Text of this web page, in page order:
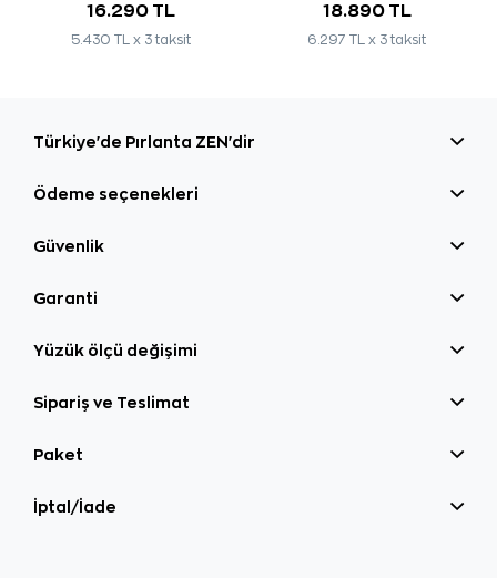
16.290 TL
5.430 TL x 3 taksit
18.890 TL
6.297 TL x 3 taksit
Türkiye'de Pırlanta ZEN'dir
Ödeme seçenekleri
Güvenlik
Garanti
Yüzük ölçü değişimi
Sipariş ve Teslimat
Paket
İptal/İade